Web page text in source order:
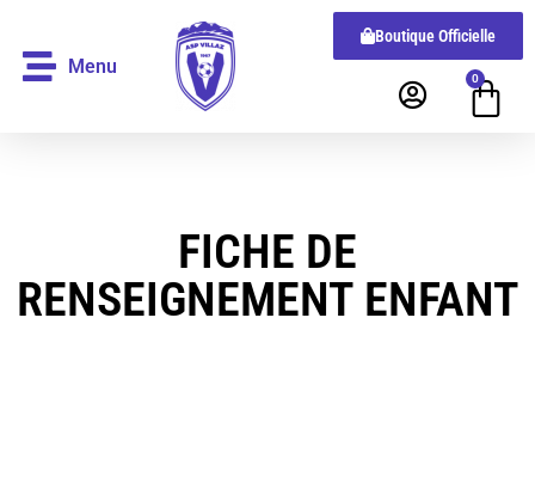
Menu
Boutique Officielle
0
FICHE DE
RENSEIGNEMENT ENFANT